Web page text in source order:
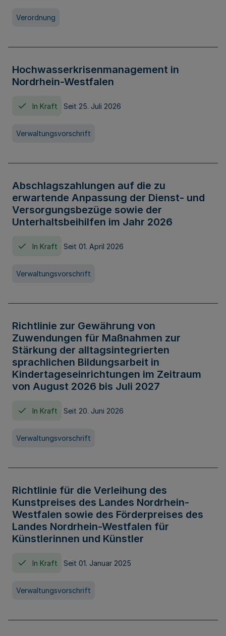
Verordnung
Hochwasserkrisenmanagement in
Nordrhein-Westfalen
In Kraft Seit 25. Juli 2026
Verwaltungsvorschrift
Abschlagszahlungen auf die zu
erwartende Anpassung der Dienst- und
Versorgungsbezüge sowie der
Unterhaltsbeihilfen im Jahr 2026
In Kraft Seit 01. April 2026
Verwaltungsvorschrift
Richtlinie zur Gewährung von
Zuwendungen für Maßnahmen zur
Stärkung der alltagsintegrierten
sprachlichen Bildungsarbeit in
Kindertageseinrichtungen im Zeitraum
von August 2026 bis Juli 2027
In Kraft Seit 20. Juni 2026
Verwaltungsvorschrift
Richtlinie für die Verleihung des
Kunstpreises des Landes Nordrhein-
Westfalen sowie des Förderpreises des
Landes Nordrhein-Westfalen für
Künstlerinnen und Künstler
In Kraft Seit 01. Januar 2025
Verwaltungsvorschrift